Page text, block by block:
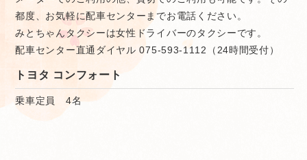
都度、お気軽に配車センターまでお電話ください。
みとちゃんタクシーは女性ドライバーのタクシーです。
配車センター直通ダイヤル 075-593-1112（24時間受付）
トヨタ コンフォート
乗車定員 4名